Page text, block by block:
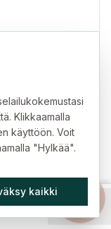
selkeän
Klikkaamalla
käyttöön. Voit
"Hylkää".
kaikki